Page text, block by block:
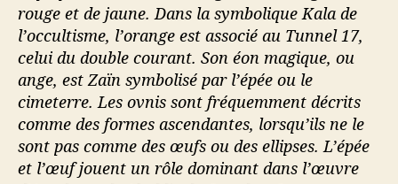
rouge et de jaune. Dans la symbolique Kala de
l’occultisme, l’orange est associé au Tunnel 17,
celui du double courant. Son éon magique, ou
ange, est Zaïn symbolisé par l’épée ou le
cimeterre. Les ovnis sont fréquemment décrits
comme des formes ascendantes, lorsqu’ils ne le
sont pas comme des œufs ou des ellipses. L’épée
et l’œuf jouent un rôle dominant dans l’œuvre